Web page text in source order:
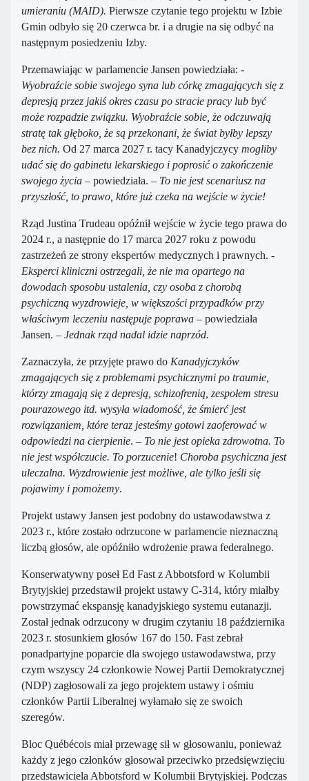
umieraniu (MAID). Pierwsze czytanie tego projektu w Izbie
Gmin odbyło się 20 czerwca br. i a drugie na się odbyć na
następnym posiedzeniu Izby.
Przemawiając w parlamencie Jansen powiedziała: -
Wyobraźcie sobie swojego syna lub córkę zmagających się z
depresją przez jakiś okres czasu po stracie pracy lub być
może rozpadzie związku. Wyobraźcie sobie, że odczuwają
stratę tak głęboko, że są przekonani, że świat byłby lepszy
bez nich. Od 27 marca 2027 r. tacy Kanadyjczycy mogliby
udać się do gabinetu lekarskiego i poprosić o zakończenie
swojego życia – powiedziała. – To nie jest scenariusz na
przyszłość, to prawo, które już czeka na wejście w życie!
Rząd Justina Trudeau opóźnił wejście w życie tego prawa do
2024 r., a następnie do 17 marca 2027 roku z powodu
zastrzeżeń ze strony ekspertów medycznych i prawnych. -
Eksperci kliniczni ostrzegali, że nie ma opartego na
dowodach sposobu ustalenia, czy osoba z chorobą
psychiczną wyzdrowieje, w większości przypadków przy
właściwym leczeniu następuje poprawa – powiedziała
Jansen. – Jednak rząd nadal idzie naprzód.
Zaznaczyła, że ​​przyjęte prawo do Kanadyjczyków
zmagających się z problemami psychicznymi po traumie,
którzy zmagają się z depresją, schizofrenią, zespołem stresu
pourazowego itd. wysyła wiadomość, że śmierć jest
rozwiązaniem, które teraz jesteśmy gotowi zaoferować w
odpowiedzi na cierpienie. – To nie jest opieka zdrowotna. To
nie jest współczucie. To porzucenie! Choroba psychiczna jest
uleczalna. Wyzdrowienie jest możliwe, ale tylko jeśli się
pojawimy i pomożemy.
Projekt ustawy Jansen jest podobny do ustawodawstwa z
2023 r., które zostało odrzucone w parlamencie nieznaczną
liczbą głosów, ale opóźniło wdrożenie prawa federalnego.
Konserwatywny poseł Ed Fast z Abbotsford w Kolumbii
Brytyjskiej przedstawił projekt ustawy C-314, który miałby
powstrzymać ekspansję kanadyjskiego systemu eutanazji.
Został jednak odrzucony w drugim czytaniu 18 października
2023 r. stosunkiem głosów 167 do 150. Fast zebrał
ponadpartyjne poparcie dla swojego ustawodawstwa, przy
czym wszyscy 24 członkowie Nowej Partii Demokratycznej
(NDP) zagłosowali za jego projektem ustawy i ośmiu
członków Partii Liberalnej wyłamało się ze swoich
szeregów.
Bloc Québécois miał przewagę sił w głosowaniu, ponieważ
każdy z jego członków głosował przeciwko przedsięwzięciu
przedstawiciela Abbotsford w Kolumbii Brytyjskiej. Podczas